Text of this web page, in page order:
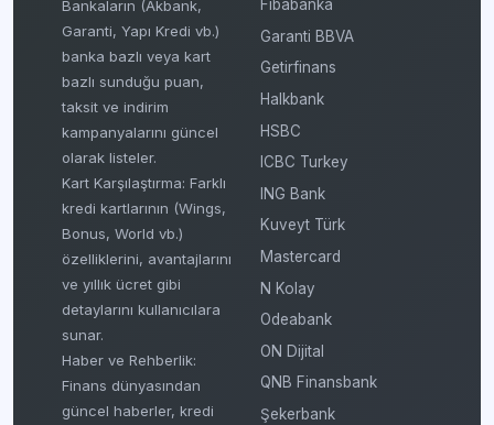
Bankaların (Akbank,
Garanti, Yapı Kredi vb.)
banka bazlı veya kart
bazlı sunduğu puan,
taksit ve indirim
kampanyalarını güncel
olarak listeler.
Kart Karşılaştırma: Farklı
kredi kartlarının (Wings,
Bonus, World vb.)
özelliklerini, avantajlarını
ve yıllık ücret gibi
detaylarını kullanıcılara
sunar.
Haber ve Rehberlik:
Finans dünyasından
güncel haberler, kredi
Fibabanka
Garanti BBVA
Getirfinans
Halkbank
HSBC
ICBC Turkey
ING Bank
Kuveyt Türk
Mastercard
N Kolay
Odeabank
ON Dijital
QNB Finansbank
Şekerbank